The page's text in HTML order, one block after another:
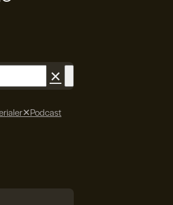
✕
✕Podcast